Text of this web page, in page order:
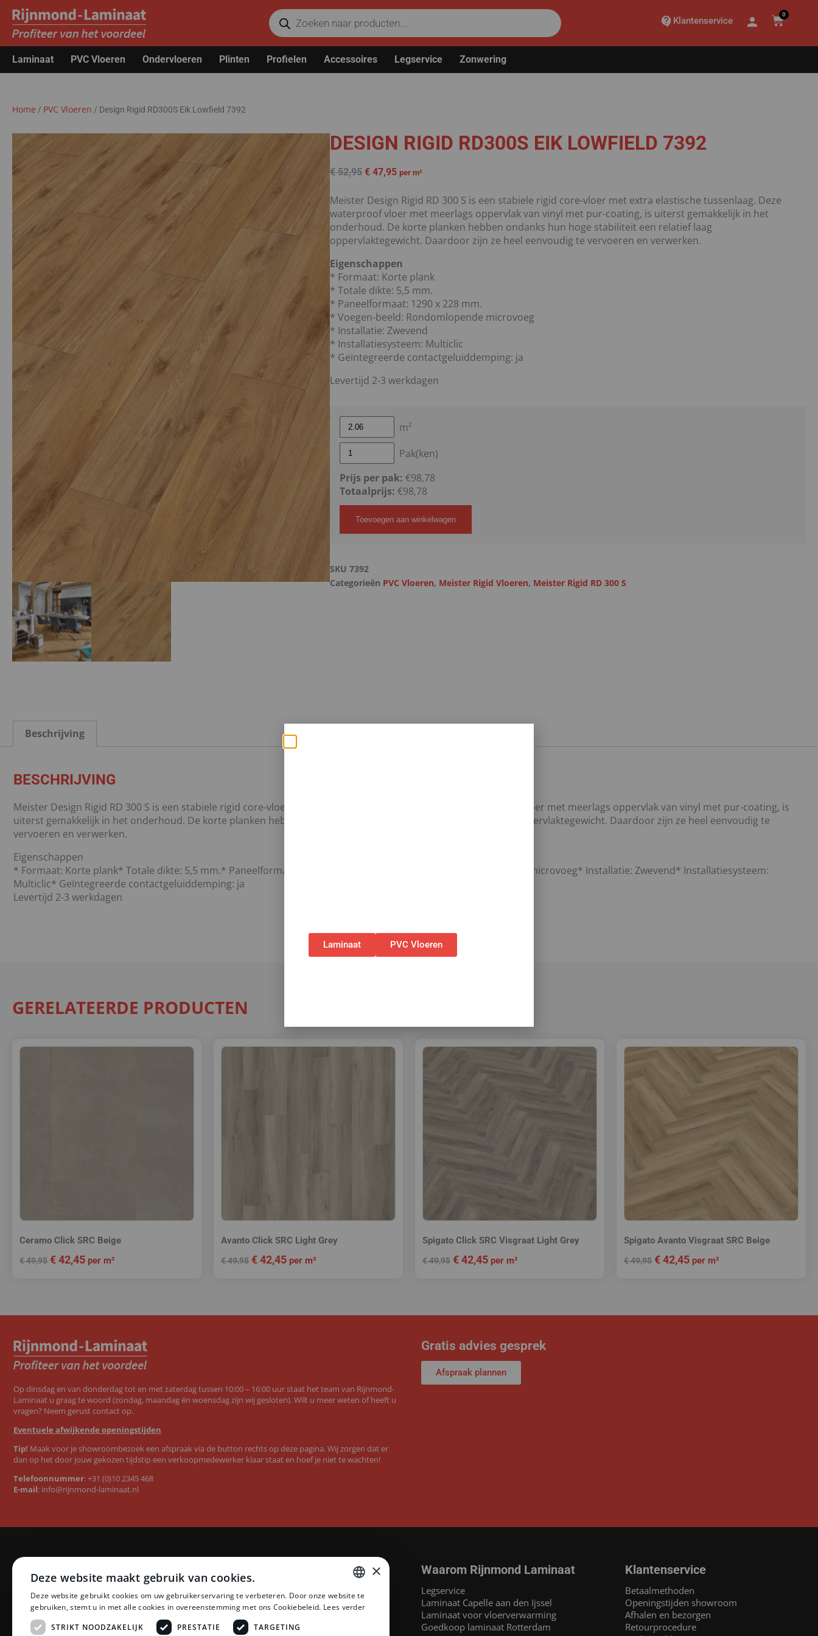
Klantenservice
0
Laminaat PVC Vloeren Ondervloeren Plinten Profielen Accessoires Legservice Zonwering
Home / PVC Vloeren / Design Rigid RD300S Eik Lowfield 7392
DESIGN RIGID RD300S EIK LOWFIELD 7392
€52,95 €47,95 per m²
Meister Design Rigid RD 300 S is een stabiele rigid core-vloer met extra elastische tussenlaag. Deze
waterproof vloer met meerlags oppervlak van vinyl met pur-coating, is uiterst gemakkelijk in het
onderhoud. De korte planken hebben ondanks hun hoge stabiliteit een relatief laag
oppervlaktegewicht. Daardoor zijn ze heel eenvoudig te vervoeren en verwerken.
Eigenschappen
* Formaat: Korte plank
* Totale dikte: 5,5 mm.
* Paneelformaat: 1290 x 228 mm.
* Voegen-beeld: Rondomlopende microvoeg
* Installatie: Zwevend
* Installatiesysteem: Multiclic
* Geïntegreerde contactgeluiddemping: ja
Levertijd 2-3 werkdagen
m²
Pak(ken)
Prijs per pak: €98,78
Totaalprijs: €98,78
Toevoegen aan winkelwagen
SKU 7392
Categorieën PVC Vloeren, Meister Rigid Vloeren, Meister Rigid RD 300 S
Beschrijving
BESCHRIJVING
Meister Design Rigid RD 300 S is een stabiele rigid core-vloer met extra elastische tussenlaag. Deze waterproof vloer met meerlags oppervlak van vinyl met pur-coating, is
uiterst gemakkelijk in het onderhoud. De korte planken hebben ondanks hun hoge stabiliteit een relatief laag oppervlaktegewicht. Daardoor zijn ze heel eenvoudig te
vervoeren en verwerken.
Eigenschappen
* Formaat: Korte plank* Totale dikte: 5,5 mm.* Paneelformaat: 1290 x 228 mm.* Voegen-beeld: Rondomlopende microvoeg* Installatie: Zwevend* Installatiesysteem:
Multiclic* Geïntegreerde contactgeluiddemping: ja
Levertijd 2-3 werkdagen
GERELATEERDE PRODUCTEN
Ceramo Click SRC Beige
€49,95 €42,45 per m²
Avanto Click SRC Light Grey
€49,95 €42,45 per m²
Spigato Click SRC Visgraat Light Grey
€49,95 €42,45 per m²
Spigato Avanto Visgraat SRC Beige
€49,95 €42,45 per m²
Op dinsdag en van donderdag tot en met zaterdag tussen 10:00 – 16:00 uur staat het team van Rijnmond-
Laminaat u graag te woord (zondag, maandag én woensdag zijn wij gesloten). Wilt u meer weten of heeft u
vragen? Neem gerust contact op.
Eventuele afwijkende openingstijden
Tip! Maak voor je showroombezoek een afspraak via de button rechts op deze pagina. Wij zorgen dat er
dan op het door jouw gekozen tijdstip een verkoopmedewerker klaar staat en hoef je niet te wachten!
Telefoonnummer:+31 (0)10 2345 468
E-mail: info@rijnmond-laminaat.nl
Gratis advies gesprek
Afspraak plannen
Categorieën
Laminaat
PVC vloeren
Ondervloeren
Plinten
Merken
Quick-Step laminaat
Floer PVC MEGAMAT©
Floer laminaat
Ambiant laminaat
Waarom Rijnmond Laminaat
Legservice
Laminaat Capelle aan den Ijssel
Laminaat voor vloerverwarming
Goedkoop laminaat Rotterdam
Klantenservice
Betaalmethoden
Openingstijden showroom
Afhalen en bezorgen
Retourprocedure
Laminaat PVC Vloeren
DUTCH
×
Deze website maakt gebruik van cookies.
Deze website gebruikt cookies om uw gebruikerservaring te verbeteren. Door onze website te
gebruiken, stemt u in met alle cookies in overeenstemming met ons Cookiebeleid. Lees verder
STRIKT NOODZAKELIJK
PRESTATIE TARGETING